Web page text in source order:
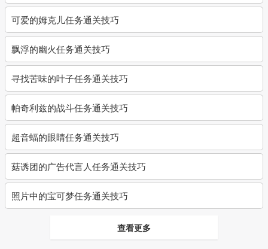
可爱的姆克儿任务通关技巧
飘浮的幽火任务通关技巧
寻找苦味的叶子任务通关技巧
帕奇利兹的战斗任务通关技巧
超音蝠的眼睛任务通关技巧
菇诱团的广告代言人任务通关技巧
照片中的宝可梦任务通关技巧
查看更多